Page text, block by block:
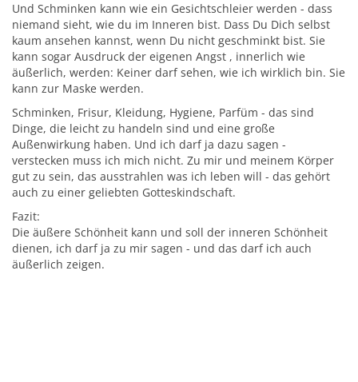
Und Schminken kann wie ein Gesichtschleier werden - dass
niemand sieht, wie du im Inneren bist. Dass Du Dich selbst
kaum ansehen kannst, wenn Du nicht geschminkt bist. Sie
kann sogar Ausdruck der eigenen Angst , innerlich wie
äußerlich, werden: Keiner darf sehen, wie ich wirklich bin. Sie
kann zur Maske werden.
Schminken, Frisur, Kleidung, Hygiene, Parfüm - das sind
Dinge, die leicht zu handeln sind und eine große
Außenwirkung haben. Und ich darf ja dazu sagen -
verstecken muss ich mich nicht. Zu mir und meinem Körper
gut zu sein, das ausstrahlen was ich leben will - das gehört
auch zu einer geliebten Gotteskindschaft.
Fazit:
Die äußere Schönheit kann und soll der inneren Schönheit
dienen, ich darf ja zu mir sagen - und das darf ich auch
äußerlich zeigen.